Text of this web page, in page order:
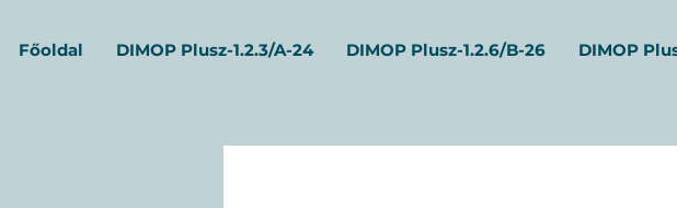
Főoldal DIMOP Plusz-1.2.3/A-24 DIMOP Plusz-1.2.6/B-26 DIMOP